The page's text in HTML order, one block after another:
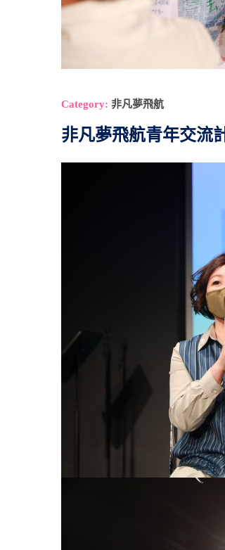
Category: 非凡夢飛航
非凡夢飛航青年交流